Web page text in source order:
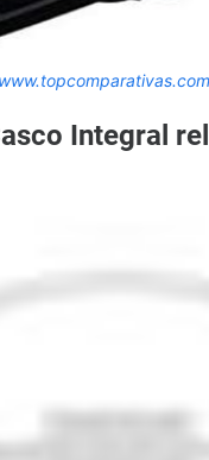
www.topcomparativas.com
Integral